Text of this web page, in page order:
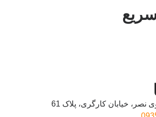
نصر، خیابان کارگری، پلاک 61